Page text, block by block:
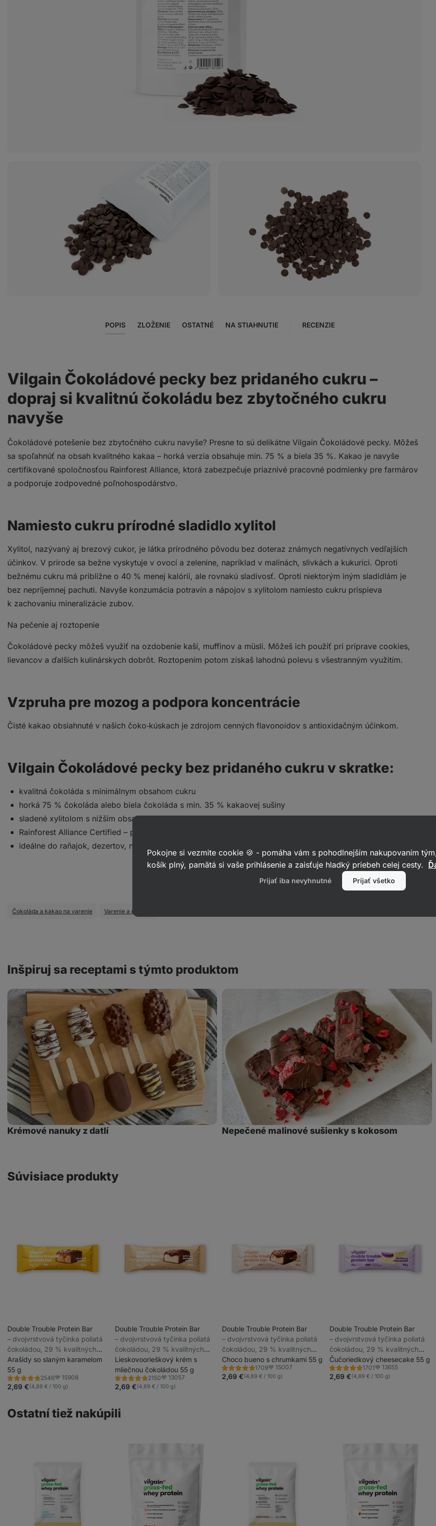
POPIS ZLOŽENIE OSTATNÉ NA STIAHNUTIE RECENZIE
Vilgain Čokoládové pecky bez pridaného cukru –
dopraj si kvalitnú čokoládu bez zbytočného cukru
navyše
Čokoládové potešenie bez zbytočného cukru navyše? Presne to sú delikátne Vilgain Čokoládové pecky. Môžeš
sa spoľahnúť na obsah kvalitného kakaa – horká verzia obsahuje min. 75 % a biela 35 %. Kakao je navyše
certifikované spoločnosťou Rainforest Alliance, ktorá zabezpečuje priaznivé pracovné podmienky pre farmárov
a podporuje zodpovedné poľnohospodárstvo.
Namiesto cukru prírodné sladidlo xylitol
Xylitol, nazývaný aj brezový cukor, je látka prírodného pôvodu bez doteraz známych negatívnych vedľajších
účinkov. V prírode sa bežne vyskytuje v ovocí a zelenine, napríklad v malinách, slivkách a kukurici. Oproti
bežnému cukru má približne o 40 % menej kalórií, ale rovnakú sladivosť. Oproti niektorým iným sladidlám je
bez nepríjemnej pachuti. Navyše konzumácia potravín a nápojov s xylitolom namiesto cukru prispieva
k zachovaniu mineralizácie zubov.
Na pečenie aj roztopenie
Čokoládové pecky môžeš využiť na ozdobenie kaší, muffinov a müsli. Môžeš ich použiť pri príprave cookies,
lievancov a ďalších kulinárskych dobrôt. Roztopením potom získaš lahodnú polevu s všestranným využitím.
Vzpruha pre mozog a podpora koncentrácie
Čisté kakao obsiahnuté v našich čoko‑kúskach je zdrojom cenných flavonoidov s antioxidačným účinkom.
Vilgain Čokoládové pecky bez pridaného cukru v skratke:
kvalitná čokoláda s minimálnym obsahom cukru
horká 75 % čokoláda alebo biela čokoláda s min. 35 % kakaovej sušiny
sladené xylitolom s nižším obsahom kalórií
Rainforest Alliance Certified – podpora farmárov aj lesov
ideálne do raňajok, dezertov, na prípravu horúcich nápojov alebo pečenia
Čokoláda a kakao na varenie Varenie a pečenie
Inšpiruj sa receptami s týmto produktom
Krémové
nanuky
datlí
Krémové nanuky z datlí Nepečené malinové sušienky s kokosom
Súvisiace produkty
Double Trouble Protein Bar
⁠–⁠ dvojvrstvová tyčinka poliatá
čokoládou, 29 % kvalitných
bielkovín, bez konzervantov a
farbív
Arašidy so slaným karamelom
55 g
2546
Hodnotenie
4.7/5,
2546
Obľúbené
15908
2,69 €(4,89 € / 100 g)
Double Trouble Protein Bar
⁠–⁠ dvojvrstvová tyčinka poliatá
čokoládou, 29 % kvalitných
bielkovín, bez konzervantov a
farbív
Lieskovoorieškový krém s
mliečnou čokoládou 55 g
2150
Hodnotenie
4.7/5,
2150
Obľúbené
13057
2,69 €(4,89 € / 100 g)
Double Trouble Protein Bar
⁠–⁠ dvojvrstvová tyčinka poliatá
čokoládou, 29 % kvalitných
bielkovín, bez konzervantov a
farbív
Choco bueno s chrumkami 55 g
1709
Hodnotenie
4.6/5,
1709
Obľúbené
15007
2,69 €(4,89 € / 100 g)
Double Trouble Protein Bar
⁠–⁠ dvojvrstvová tyčinka poliatá
čokoládou, 29 % kvalitných
bielkovín, bez konzervantov a
farbív
Čučoriedkový cheesecake 55 g
1701
Hodnotenie
4.7/5,
1701
Obľúbené
13655
2,69 €(4,89 € / 100 g)
Ostatní tiež nakúpili
Pokojne si vezmite cookie 🍪 - pomáha vám s pohodlnejším nakupovaním
košík plný, pamätá si vaše prihlásenie a zaisťuje hladký priebeh celej cesty.
Prijať iba nevyhnutné Prijať všetko